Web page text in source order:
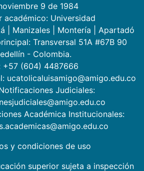
9 de 1984
académico: Universidad
Manizales Montería
Apartadó
Transversal 51A #67B 90
- Colombia.
+57 (604) 4487666
ucatolicaluisamigo@amigo.edu.co
Judiciales:
Académica Institucionales:
y condiciones de uso
superior sujeta a inspección